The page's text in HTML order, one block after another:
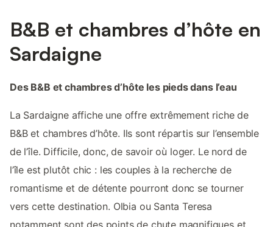
B&B et chambres d’hôte en
Sardaigne
Des B&B et chambres d’hôte les pieds dans l’eau
La Sardaigne affiche une offre extrêmement riche de
B&B et chambres d’hôte. Ils sont répartis sur l’ensemble
de l’île. Difficile, donc, de savoir où loger. Le nord de
l’île est plutôt chic : les couples à la recherche de
romantisme et de détente pourront donc se tourner
vers cette destination. Olbia ou Santa Teresa
notamment sont des points de chute magnifiques et